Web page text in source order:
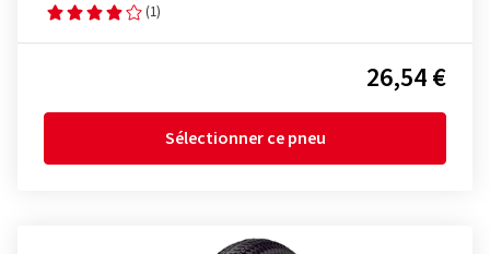
(1)
26,54 €
Sélectionner ce pneu